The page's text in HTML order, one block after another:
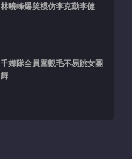
林曉峰爆笑模仿李克勤李健
千嬅隊全員圍觀毛不易跳女團
舞